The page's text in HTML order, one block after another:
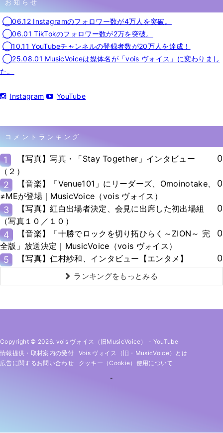
お知らせ
◯06.12 Instagramのフォロワー数が4万人を突破。
◯06.01 TikTokのフォロワー数が2万を突破。
◯10.11 YouTubeチャンネルの登録者数が20万人を達成！
◯25.08.01 MusicVoiceは媒体名が「vois ヴォイス」に変わりまし
た。
Instagram YouTube
コメントランキング
1
【写真】写真・「Stay Together」インタビュー
（２）
0
2
【音楽】「Venue101」にリーダーズ、Omoinotake、
≠MEが登場｜MusicVoice（vois ヴォイス）
0
3
【写真】紅白出場者決定、会見に出席した初出場組
（写真１０／１０）
0
4
【音楽】「十勝でロックを切り拓ひらく～ZION～ 完
全版」放送決定｜MusicVoice（vois ヴォイス）
0
5 【写真】仁村紗和、インタビュー【エンタメ】 0
ランキングをもっとみる
Copyright © 2026. vois ヴォイス（旧MusicVoice） - YouTube
情報提供・取材案内の受付
Vois ヴォイス（旧・MusicVoice）とは
広告に関するお問い合わせ
クッキー（cookie）使用について
-